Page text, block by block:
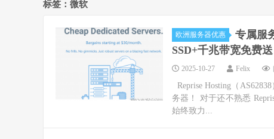
标签：微软
欧洲服务器优惠
专属服
SSD+千兆带宽免费送
2025-10-27 Felix
Reprise Hosting（
务器！ 对于还不熟悉
始终致力...